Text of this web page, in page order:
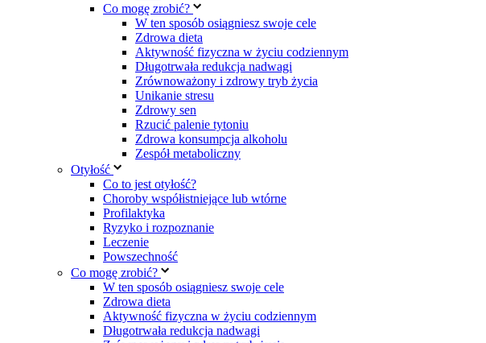
Co mogę zrobić?
W ten sposób osiągniesz swoje cele
Zdrowa dieta
Aktywność fizyczna w życiu codziennym
Długotrwała redukcja nadwagi
Zrównoważony i zdrowy tryb życia
Unikanie stresu
Zdrowy sen
Rzucić palenie tytoniu
Zdrowa konsumpcja alkoholu
Zespół metaboliczny
Otyłość
Co to jest otyłość?
Choroby współistniejące lub wtórne
Profilaktyka
Ryzyko i rozpoznanie
Leczenie
Powszechność
Co mogę zrobić?
W ten sposób osiągniesz swoje cele
Zdrowa dieta
Aktywność fizyczna w życiu codziennym
Długotrwała redukcja nadwagi